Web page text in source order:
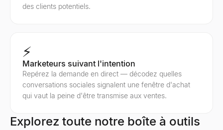
des clients potentiels.
⚡
Marketeurs suivant l'intention
Repérez la demande en direct — décodez quelles
conversations sociales signalent une fenêtre d'achat
qui vaut la peine d'être transmise aux ventes.
Explorez toute notre boîte à outils